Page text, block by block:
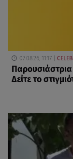
07.08.26, 11:17
Δείτε το